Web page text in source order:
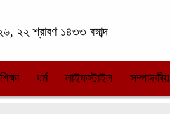
২২ শ্রাবণ ১৪৩৩ বঙ্গাব্দ
শিক্ষা ধর্ম লাইফস্টাইল সম্পাদকীয়